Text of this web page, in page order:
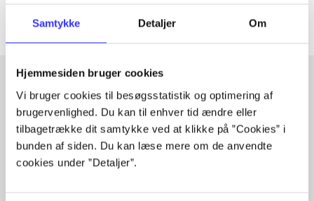
Samtykke Detaljer Om
Hjemmesiden bruger cookies
Vi bruger cookies til besøgsstatistik og optimering af
brugervenlighed. Du kan til enhver tid ændre eller
tilbagetrække dit samtykke ved at klikke på ”Cookies” i
bunden af siden. Du kan læse mere om de anvendte
cookies under ”Detaljer”.
Artikler med samme emner
Fra